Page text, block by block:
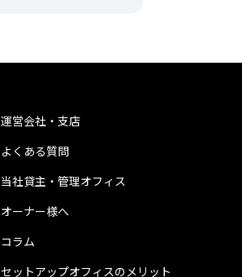
運営会社・支店
よくある質問
当社貸主・管理オフィス
オーナー様へ
コラム
セットアップオフィスのメリット